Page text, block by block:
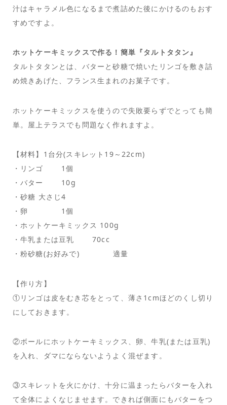
汁はキャラメル色になるまで煮詰めた後にかけるのもおす
すめですよ。
ホットケーキミックスで作る！簡単『タルトタタン』
タルトタタンとは、バターと砂糖で焼いたリンゴを敷き詰
め焼きあげた、フランス生まれのお菓子です。
ホットケーキミックスを使うので失敗要らずでとっても簡
単。屋上テラスでも問題なく作れますよ。
【材料】1台分(スキレット19～22cm)
・リンゴ 1個
・バター 10g
・砂糖 大さじ4
・卵 1個
・ホットケーキミックス 100g
・牛乳または豆乳 70cc
・粉砂糖(お好みで) 適量
【作り方】
①リンゴは皮をむき芯をとって、薄さ1cmほどのくし切り
にしておきます。
②ボールにホットケーキミックス、卵、牛乳(または豆乳)
を入れ、ダマにならないようよく混ぜます。
③スキレットを火にかけ、十分に温まったらバターを入れ
て全体によくなじませます。できれば側面にもバターをつ